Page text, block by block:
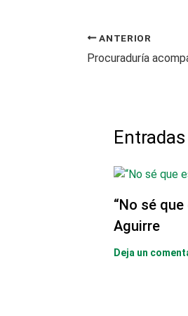
ANTERIOR
“No sé
Aguirre
Deja un